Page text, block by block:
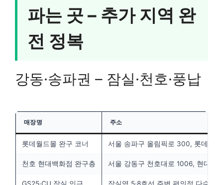
파는 곳 – 추가 지역 완
전 정복
강동·송파권 – 잠실·천호·풍납
매장명 주소
롯데월드몰 완구 코너 서울 송파구 올림픽로 300, 롯데월드
천호 현대백화점 완구층 서울 강동구 천호대로 1006, 현대백